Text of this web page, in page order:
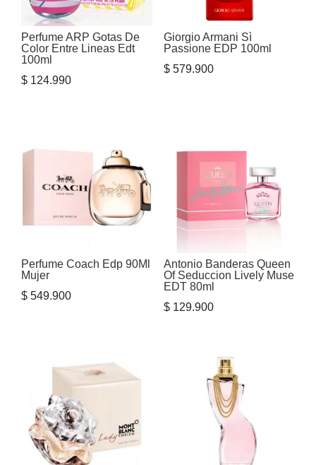
Perfume ARP Gotas De
Color Entre Lineas Edt
100ml
$ 124.990
Giorgio Armani Sì
Passione EDP 100ml
$579.900
Perfume Coach Edp 90Ml
Mujer
$ 549.900
Antonio Banderas Queen
Of Seduccion Lively Muse
EDT 80ml
$129.900